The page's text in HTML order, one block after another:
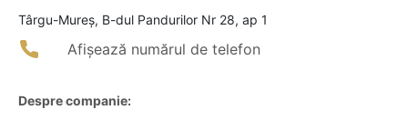
Târgu-Mureş, B-dul Pandurilor Nr 28, ap 1
Afișează numărul de telefon
Despre companie: